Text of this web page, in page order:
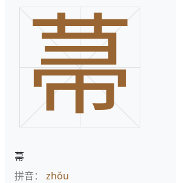
菷
菷
拼音： zhǒu